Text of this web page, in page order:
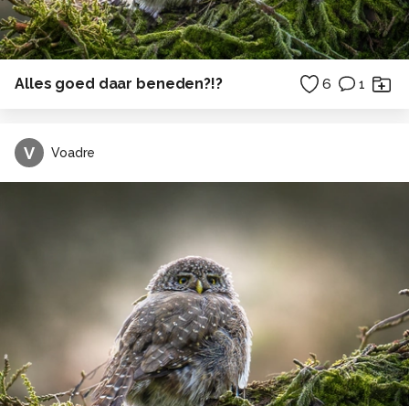
Alles goed daar beneden?!? 6 1
V Voadre